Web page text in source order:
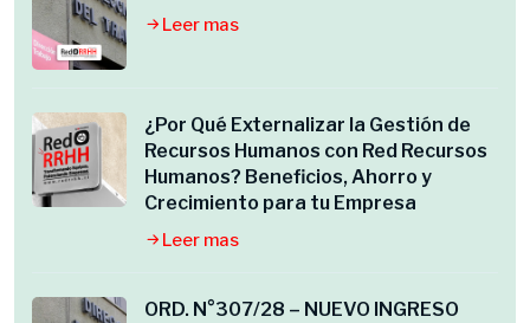
Leer mas
¿Por Qué Externalizar la Gestión de
Recursos Humanos con Red Recursos
Humanos? Beneficios, Ahorro y
Crecimiento para tu Empresa
Leer mas
ORD. N°307/28 – NUEVO INGRESO